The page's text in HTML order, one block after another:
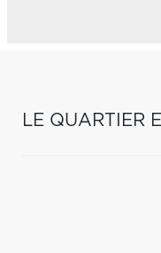
LE QUARTIER